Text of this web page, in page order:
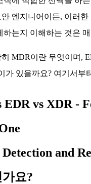
엔지니어이든, 이러한
하는지 이해하는 것은
MDR이란 무엇이며,
가 있을까요? 여기서부
and
요?